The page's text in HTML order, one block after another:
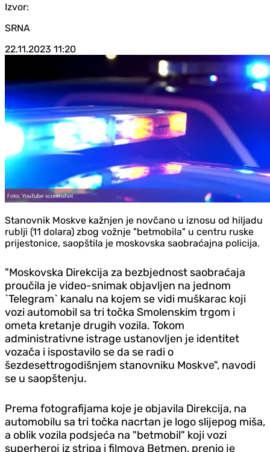
Izvor:
SRNA
22.11.2023 11:20
Stanovnik Moskve kažnjen je novčano u iznosu od hiljadu
rublji (11 dolara) zbog vožnje "betmobila" u centru ruske
prijestonice, saopštila je moskovska saobraćajna policija.
"Moskovska Direkcija za bezbjednost saobraćaja
proučila je video-snimak objavljen na jednom
`Telegram` kanalu na kojem se vidi muškarac koji
vozi automobil sa tri točka Smolenskim trgom i
ometa kretanje drugih vozila. Tokom
administrativne istrage ustanovljen je identitet
vozača i ispostavilo se da se radi o
šezdesettrogodišnjem stanovniku Moskve", navodi
se u saopštenju.
Prema fotografijama koje je objavila Direkcija, na
automobilu sa tri točka nacrtan je logo slijepog miša,
a oblik vozila podsjeća na "betmobil" koji vozi
superheroj iz stripa i filmova Betmen, prenio je